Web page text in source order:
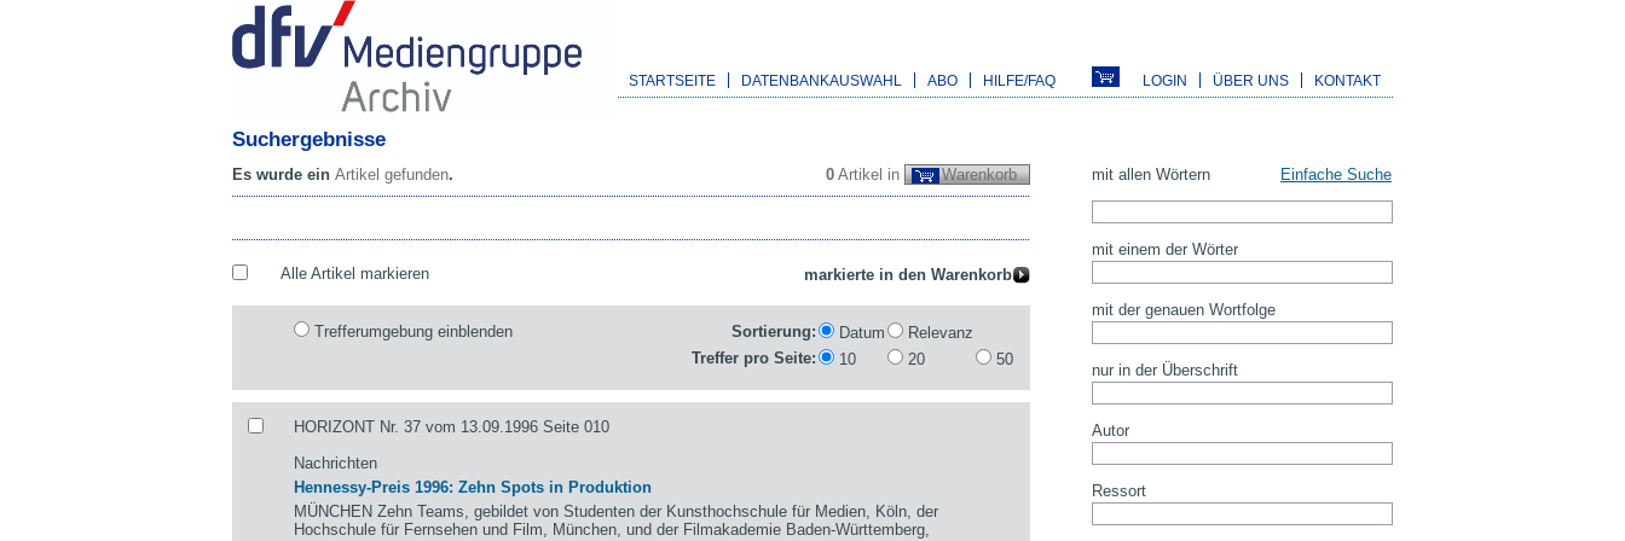
STARTSEITE DATENBANKAUSWAHL ABO HILFE/FAQ LOGIN ÜBER UNS KONTAKT
Suchergebnisse
0 Artikel in Warenkorb
Es wurde ein Artikel gefunden.
Alle Artikel markieren
Trefferumgebung einblenden Sortierung: Datum
Relevanz
Treffer pro Seite:
10 20 50
HORIZONT Nr. 37 vom 13.09.1996 Seite 010
Nachrichten
Hennessy-Preis 1996: Zehn Spots in Produktion
MÜNCHEN Zehn Teams, gebildet von Studenten der Kunsthochschule für Medien, Köln, der
Hochschule für Fernsehen und Film, München, und der Filmakademie Baden-Württemberg,
mit allen Wörtern Einfache Suche
mit einem der Wörter
mit der genauen Wortfolge
nur in der Überschrift
Autor
Ressort